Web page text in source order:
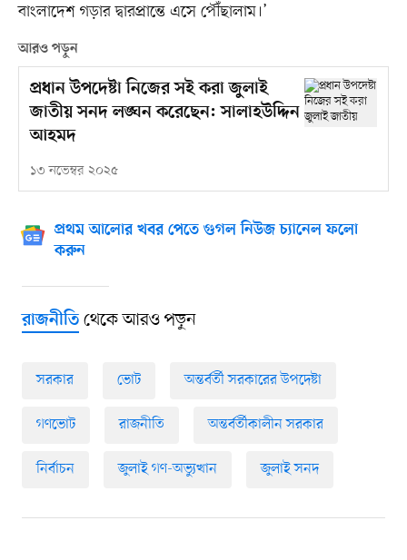
বাংলাদেশ গড়ার দ্বারপ্রান্তে এসে পৌঁছালাম।’
আরও পড়ুন
প্রধান উপদেষ্টা নিজের সই করা জুলাই
জাতীয় সনদ লঙ্ঘন করেছেন: সালাহউদ্দিন
আহমদ
১৩ নভেম্বর ২০২৫
প্রথম আলোর খবর পেতে গুগল নিউজ চ্যানেল ফলো
করুন
রাজনীতিথেকে আরও পড়ুন
সরকার ভোট অন্তর্বর্তী সরকারের উপদেষ্টা
গণভোট রাজনীতি অন্তর্বর্তীকালীন সরকার
নির্বাচন জুলাই গণ-অভ্যুত্থান জুলাই সনদ